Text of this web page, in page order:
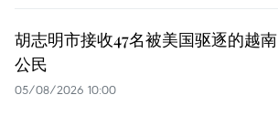
胡志明市接收47名被美国驱逐的越南
公民
05/08/2026 10:00